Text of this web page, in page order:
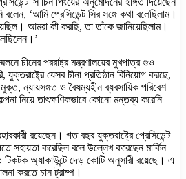
‘আমি প্রেসিডেন্ট সির সঙ্গে কথা বলেছিলাম।
আমরা কী করছি, তা তাঁকে জানিয়েছিলাম।
চীনের পররাষ্ট্র মন্ত্রণালয়ের মুখপাত্র গুও
যেসব চীনা প্রতিষ্ঠান বিনিয়োগ করছে,
ন্যায়সঙ্গত ও বৈষম্যহীন ব্যবসায়িক পরিবেশ
নিয়ে তাৎক্ষণিকভাবে কোনো মন্তব্য করেনি
রয়েছেন। গত বছর যুক্তরাষ্ট্রে প্রেসিডেন্ট
সহায়তা করেছিল বলে উল্লেখ করেছেন মার্কিন
টিকটক অ্যাকাউন্টে দেড় কোটি অনুসারী রয়েছে। এ
করতে চান ট্রাম্প।